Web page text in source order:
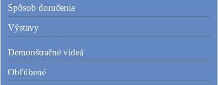
Spôsob doručenia
Výstavy
Demonštračné videá
Obľúbené